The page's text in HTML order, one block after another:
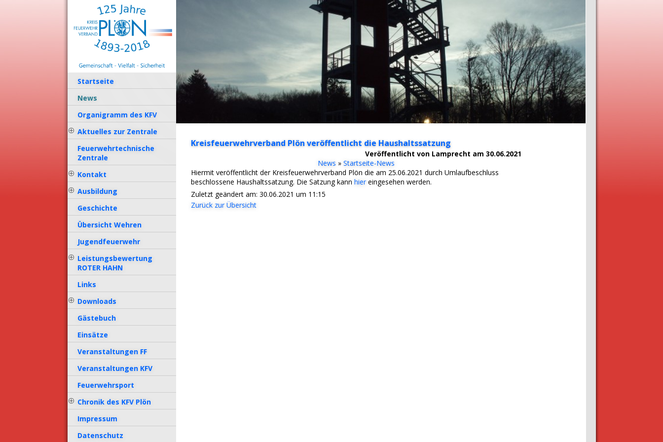
Startseite
News
Organigramm des KFV
Aktuelles zur Zentrale
Feuerwehrtechnische
Zentrale
Kontakt
Ausbildung
Geschichte
Übersicht Wehren
Jugendfeuerwehr
Leistungsbewertung
ROTER HAHN
Links
Downloads
Gästebuch
Einsätze
Veranstaltungen FF
Veranstaltungen KFV
Feuerwehrsport
Chronik des KFV Plön
Impressum
Datenschutz
Kreisfeuerwehrverband Plön veröffentlicht die Haushaltssatzung
Veröffentlicht von Lamprecht am 30.06.2021
News » Startseite-News
Hiermit veröffentlicht der Kreisfeuerwehrverband Plön die am 25.06.2021 durch Umlaufbeschluss
beschlossene Haushaltssatzung. Die Satzung kann hiereingesehen werden.
Zuletzt geändert am: 30.06.2021 um 11:15
Zurück zur Übersicht